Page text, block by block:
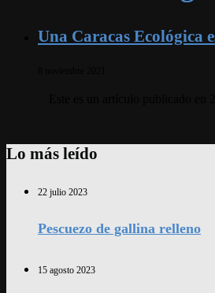
Una Caracas Ecológica
Lo más leído
22 julio 2023
Pescuezo de gallina relleno
15 agosto 2023